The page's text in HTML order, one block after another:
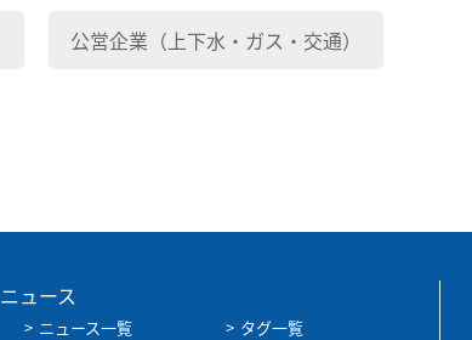
公営企業（上下水・ガス・交通）
ニュース
ニュース一覧
タグ一覧